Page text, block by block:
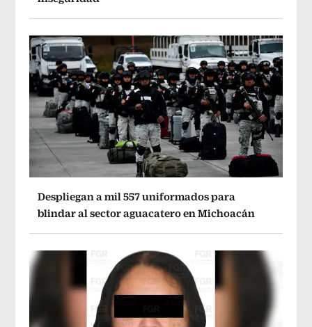
Despliegan a mil 557 uniformados para
blindar al sector aguacatero en Michoacán